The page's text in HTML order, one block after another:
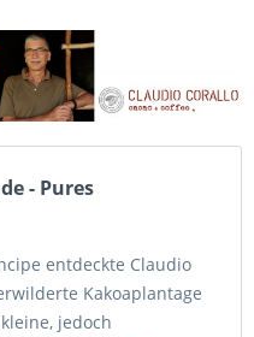
- Pures
entdeckte Claudio
Kakoaplantage
jedoch